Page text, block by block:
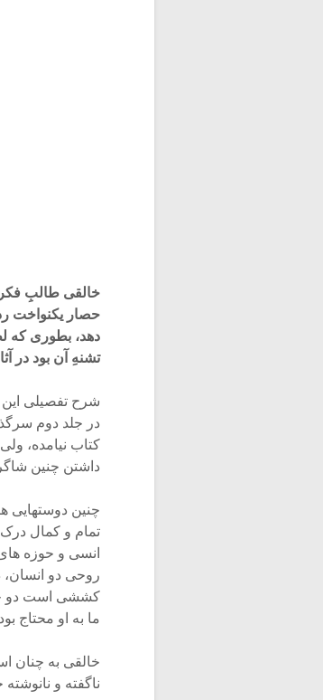
خالقی طالبِ
حصار یکنواخت
تشنهِ آن بود در
در جلد دوم
کتاب نیامده،
داشتن چنین
چنین دوستهایی
تمام و کمال درک
انسی و حوزه
روحی دو
کششی است دو
ما به او محتاج
خالقی به چنان
ناگفته و